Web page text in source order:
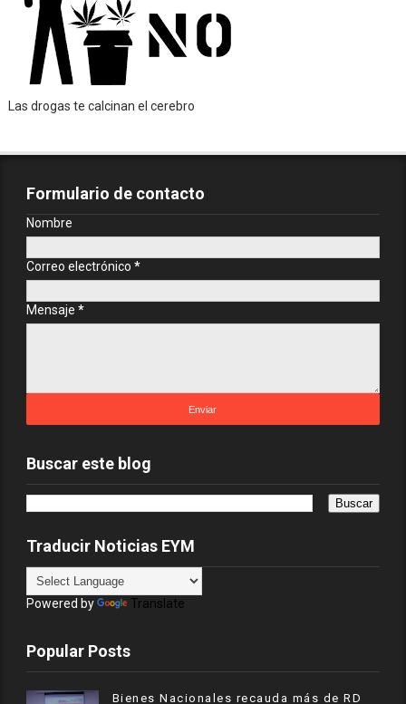
Las drogas te calcinan el cerebro
Formulario de contacto
Nombre
Correo electrónico *
Mensaje *
Buscar este blog
Traducir Noticias EYM
Powered by Translate
Popular Posts
Bienes Nacionales recauda más de RD